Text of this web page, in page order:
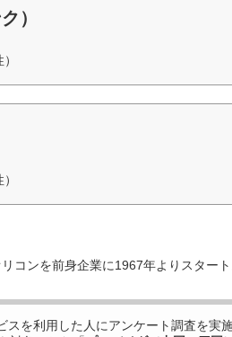
）
コンを前身企業に1967年よりスター
スを利用した 人にアンケート調査を実施